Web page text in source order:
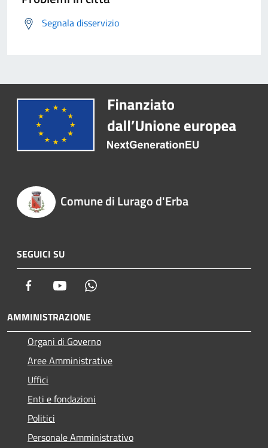
Segnala disservizio
Comune di Lurago d'Erba
SEGUICI SU
Facebook Youtube
AMMINISTRAZIONE
Organi di Governo
Aree Amministrative
Uffici
Enti e fondazioni
Politici
Personale Amministrativo